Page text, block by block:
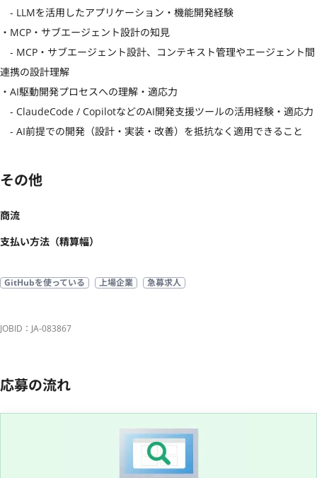
- LLMを活用したアプリケーション・機能開発経験
・MCP・サブエージェント設計の知見
- MCP・サブエージェント設計、コンテキスト管理やエージェント間
連携の設計理解
・AI駆動開発プロセスへの理解・適応力
- ClaudeCode / CopilotなどのAI開発支援ツールの活用経験・適応力
- AI前提での開発（設計・実装・改善）を抵抗なく適用できること
その他
商流
支払い方法（精算幅）
GitHubを使っている 上場企業 急募求人
JOBID：JA-083867
応募の流れ